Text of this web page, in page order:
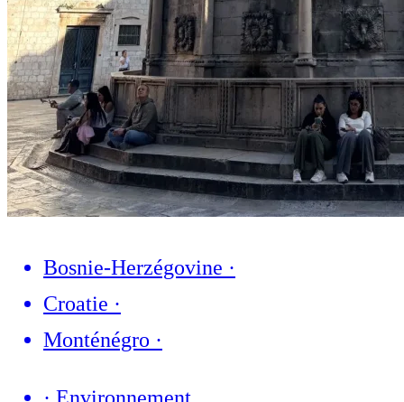
Bosnie-Herzégovine ·
Croatie ·
Monténégro ·